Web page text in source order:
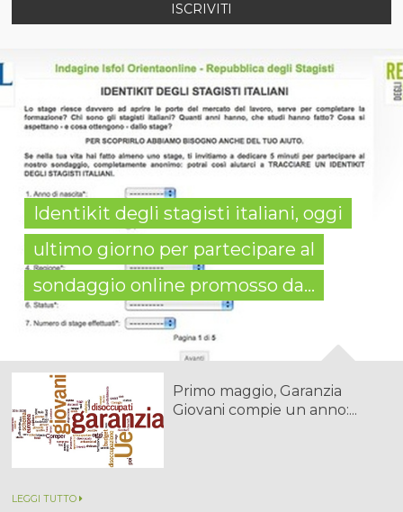
ISCRIVITI
Identikit degli stagisti italiani, oggi
ultimo giorno per partecipare al
sondaggio online promosso da...
Primo maggio, Garanzia
Giovani compie un anno:...
LEGGI TUTTO